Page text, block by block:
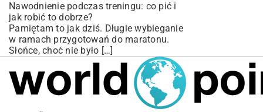
Nawodnienie podczas treningu: co pić i
jak robić to dobrze?
Pamiętam to jak dziś. Długie wybieganie
w ramach przygotowań do maratonu.
Słońce, choć nie było […]